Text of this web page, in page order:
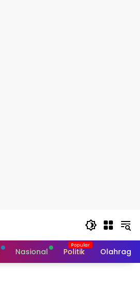
Nasional Politik Olahraga